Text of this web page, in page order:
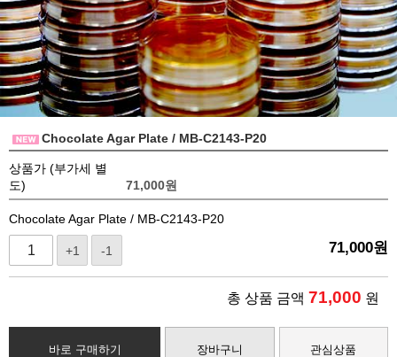
Chocolate Agar Plate / MB-C2143-P20
상품가 (부가세 별
도)
71,000원
Chocolate Agar Plate / MB-C2143-P20
+1 -1 71,000원
총 상품 금액 71,000 원
바로 구매하기 장바구니 관심상품